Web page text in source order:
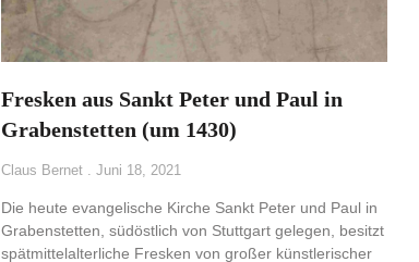
Fresken aus Sankt Peter und Paul in
Grabenstetten (um 1430)
Claus Bernet Juni 18, 2021
Die heute evangelische Kirche Sankt Peter und Paul in
Grabenstetten, südöstlich von Stuttgart gelegen, besitzt
spätmittelalterliche Fresken von großer künstlerischer